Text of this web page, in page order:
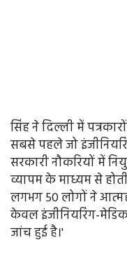
सिंह ने दिल्ली में
सबसे पहले जो
सरकारी नौकरियों में
व्यापम के माध्यम से होती
लगभग 50 लोगों ने
केवल इंजीनियरिंग-
जांच हुई है।'